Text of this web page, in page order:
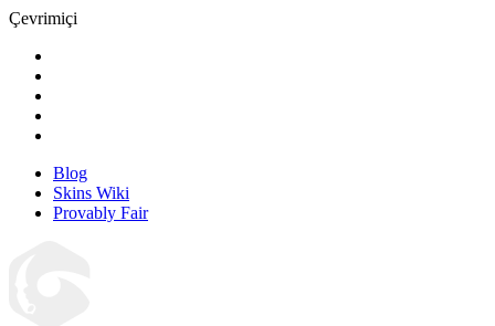
Çevrimiçi
Blog
Skins Wiki
Provably Fair